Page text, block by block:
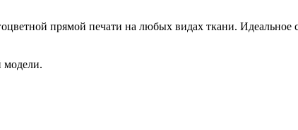
прямой печати на любых видах ткани. Идеальное
модели.